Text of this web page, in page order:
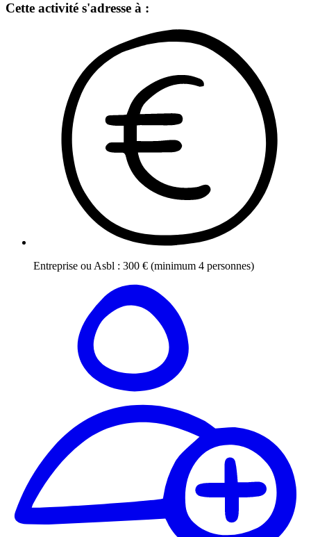
Cette activité s'adresse à :
Entreprise ou Asbl : 300 € (minimum 4 personnes)